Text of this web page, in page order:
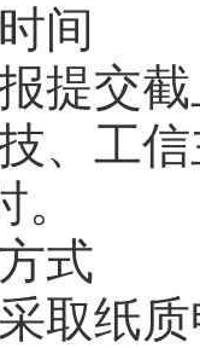
间
交截
技、工
式
纸质